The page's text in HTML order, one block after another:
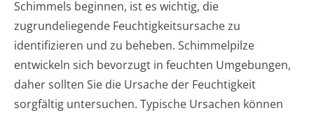
Schimmels beginnen, ist es wichtig, die
zugrundeliegende Feuchtigkeitsursache zu
identifizieren und zu beheben. Schimmelpilze
entwickeln sich bevorzugt in feuchten Umgebungen,
daher sollten Sie die Ursache der Feuchtigkeit
sorgfältig untersuchen. Typische Ursachen können